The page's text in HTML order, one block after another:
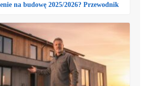
na budowę 2025/2026? Przewodnik